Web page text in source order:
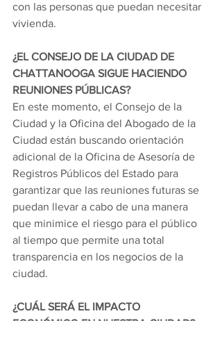
con las personas que puedan necesitar
vivienda.
¿EL CONSEJO DE LA CIUDAD DE
CHATTANOOGA SIGUE HACIENDO
REUNIONES PÚBLICAS?
En este momento, el Consejo de la
Ciudad y la Oficina del Abogado de la
Ciudad están buscando orientación
adicional de la Oficina de Asesoría de
Registros Públicos del Estado para
garantizar que las reuniones futuras se
puedan llevar a cabo de una manera
que minimice el riesgo para el público
al tiempo que permite una total
transparencia en los negocios de la
ciudad.
¿CUÁL SERÁ EL IMPACTO
ECONÓMICO EN NUESTRA CIUDAD?